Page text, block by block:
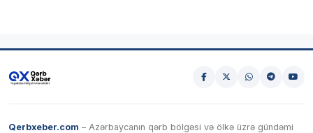
Qerbxeber.com – Azərbaycanın qərb bölgəsi və ölkə üzrə gündəmi